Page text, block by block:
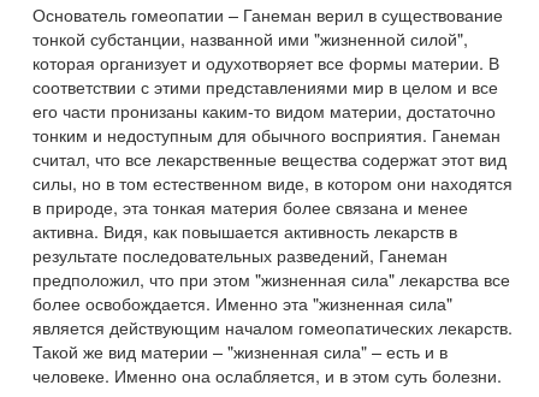
Основатель гомеопатии – Ганеман верил в существование
тонкой субстанции, названной ими "жизненной силой",
которая организует и одухотворяет все формы материи. В
соответствии с этими представлениями мир в целом и все
его части пронизаны каким-то видом материи, достаточно
тонким и недоступным для обычного восприятия. Ганеман
считал, что все лекарственные вещества содержат этот вид
силы, но в том естественном виде, в котором они находятся
в природе, эта тонкая материя более связана и менее
активна. Видя, как повышается активность лекарств в
результате последовательных разведений, Ганеман
предположил, что при этом "жизненная сила" лекарства все
более освобождается. Именно эта "жизненная сила"
является действующим началом гомеопатических лекарств.
Такой же вид материи – "жизненная сила" – есть и в
человеке. Именно она ослабляется, и в этом суть болезни.